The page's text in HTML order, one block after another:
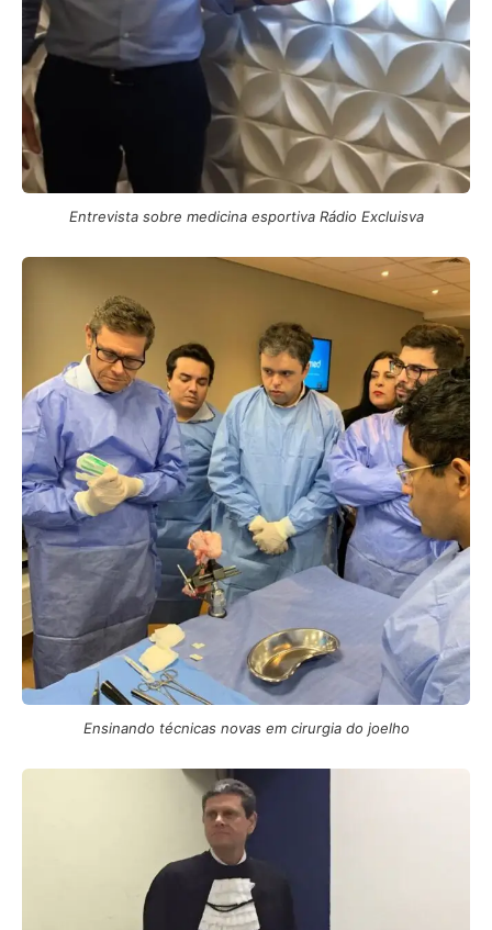
Entrevista sobre medicina esportiva Rádio Excluisva
Ensinando técnicas novas em cirurgia do joelho